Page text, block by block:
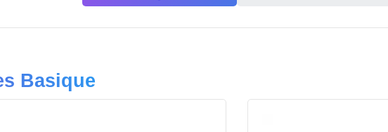
Basique